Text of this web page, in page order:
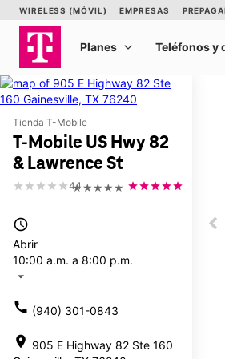
Tienda T-Mobile
T-Mobile US Hwy 82
& Lawrence St
★★★★★
4.1
access_time
Abrir
10:00 a.m. a 8:00 p.m.
arrow_drop_down
call (940) 301-0843
location_on 905 E Highway 82 Ste 160